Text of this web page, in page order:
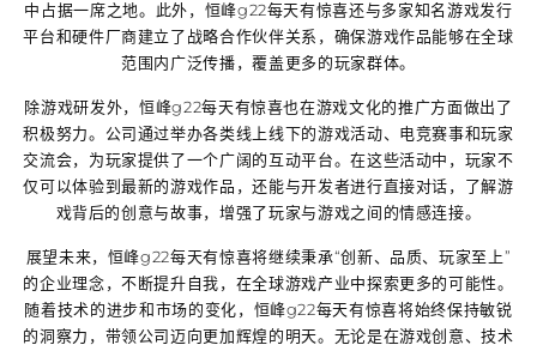
中占据一席之地。此外， 恒峰g22每天有惊喜还与多家知名游戏发行
平台和硬件厂商建立了战略合作伙伴关系，确保游戏作品能够在全球
范围内广泛传播，覆盖更多的玩家群体。
除游戏研发外， 恒峰g22每天有惊喜也在游戏文化的推广方面做出了
积极努力。公司通过举办各类线上线下的游戏活动、电竞赛事和玩家
交流会，为玩家提供了一个广阔的互动平台。在这些活动中，玩家不
仅可以体验到最新的游戏作品，还能与开发者进行直接对话，了解游
戏背后的创意与故事，增强了玩家与游戏之间的情感连接。
展望未来， 恒峰g22每天有惊喜将继续秉承“创新、品质、玩家至上”
的企业理念，不断提升自我，在全球游戏产业中探索更多的可能性。
随着技术的进步和市场的变化， 恒峰g22每天有惊喜将始终保持敏锐
的洞察力，带领公司迈向更加辉煌的明天。无论是在游戏创意、技术